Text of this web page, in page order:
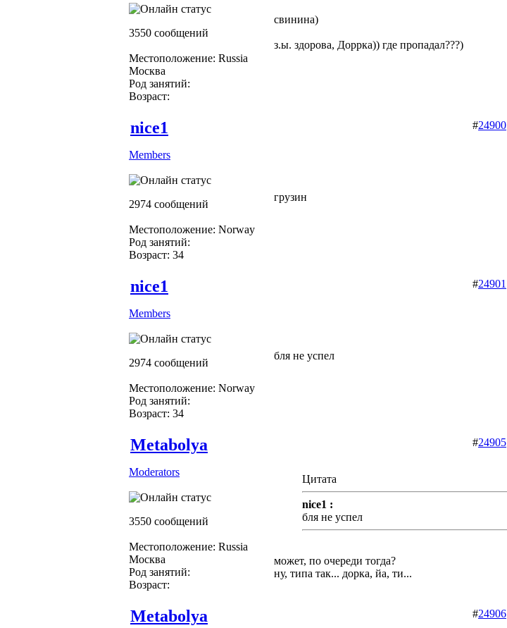
3550 сообщений
Местоположение: Russia
Москва
Род занятий:
Возраст:
свинина)
з.ы. здорова, Доррка)) где пропадал???)
nice1
Members
2974 сообщений
Местоположение: Norway
Род занятий:
Возраст: 34
#24900
грузин
nice1
Members
2974 сообщений
Местоположение: Norway
Род занятий:
Возраст: 34
#24901
бля не успел
Metabolya
Moderators
3550 сообщений
Местоположение: Russia
Москва
Род занятий:
Возраст:
#24905
Цитата
nice1 :
бля не успел
может, по очереди тогда?
ну, типа так... дорка, йа, ти...
Metabolya #24906